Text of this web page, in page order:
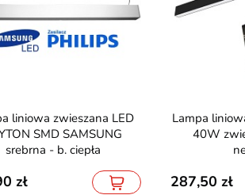
SMD SAMSUNG
srebrna - b. ciepła
Lampa liniowa LED ALIA 120cm
40W
287,50